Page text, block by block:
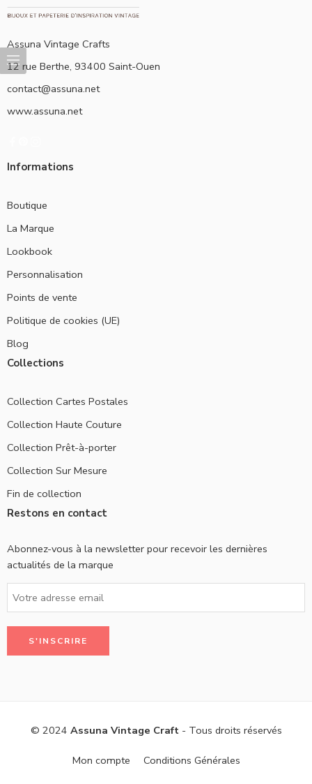
Assuna Vintage Crafts
12 rue Berthe, 93400 Saint-Ouen
contact@assuna.net
www.assuna.net
Informations
Boutique
La Marque
Lookbook
Personnalisation
Points de vente
Politique de cookies (UE)
Blog
Collections
Collection Cartes Postales
Collection Haute Couture
Collection Prêt-à-porter
Collection Sur Mesure
Fin de collection
Restons en contact
Abonnez-vous à la newsletter pour recevoir les dernières
actualités de la marque
© 2024 Assuna Vintage Craft- Tous droits réservés
Mon compte Conditions Générales